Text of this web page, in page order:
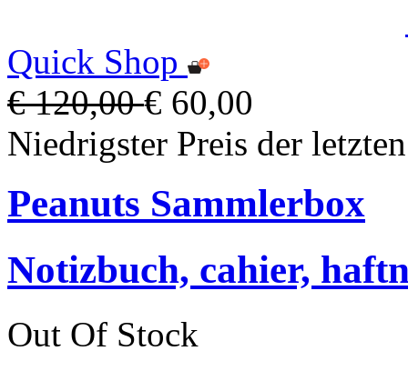
Quick Shop
€ 120,00€ 60,00
Niedrigster Preis der
Peanuts Sammlerbox
Notizbuch, cahier,
Out Of Stock